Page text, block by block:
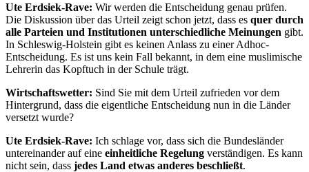
Ute Erdsiek-Rave: Wir werden die Entscheidung genau prüfen.
Die Diskussion über das Urteil zeigt schon jetzt, dass es quer durch
alle Parteien und Institutionen unterschiedliche Meinungen gibt.
In Schleswig-Holstein gibt es keinen Anlass zu einer Adhoc-
Entscheidung. Es ist uns kein Fall bekannt, in dem eine muslimische
Lehrerin das Kopftuch in der Schule trägt.
Wirtschaftswetter: Sind Sie mit dem Urteil zufrieden vor dem
Hintergrund, dass die eigentliche Entscheidung nun in die Länder
versetzt wurde?
Ute Erdsiek-Rave: Ich schlage vor, dass sich die Bundesländer
untereinander auf eine einheitliche Regelung verständigen. Es kann
nicht sein, dass jedes Land etwas anderes beschließt.